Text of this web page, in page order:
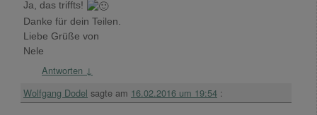
Ja, das triffts!
Danke für dein Teilen.
Liebe Grüße von
Nele
Antworten ↓
Wolfgang Dodel sagte am 16.02.2016 um 19:54 :